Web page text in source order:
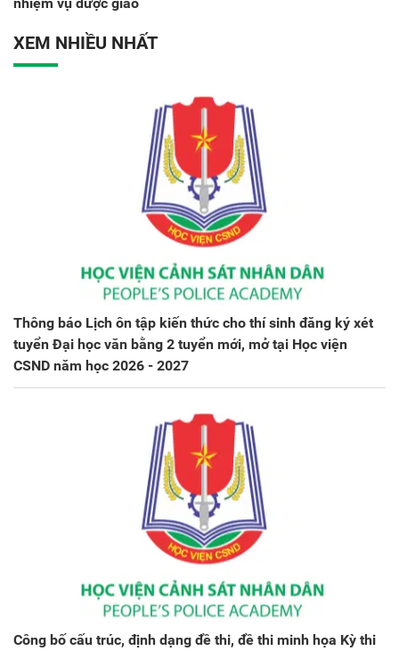
XEM NHIỀU NHẤT
Thông báo Lịch ôn tập kiến thức cho thí sinh đăng ký xét
tuyển Đại học văn bằng 2 tuyển mới, mở tại Học viện
CSND năm học 2026 - 2027
Công bố cấu trúc, định dạng đề thi, đề thi minh họa Kỳ thi